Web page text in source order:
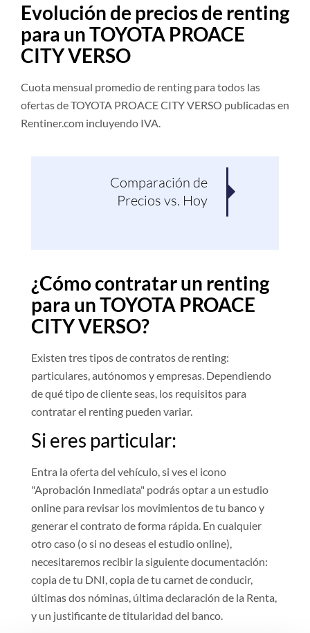
Evolución de precios de renting
para un TOYOTA PROACE
CITY VERSO
Cuota mensual promedio de renting para todos las
ofertas de TOYOTA PROACE CITY VERSO publicadas en
Rentiner.com incluyendo IVA.
Comparación de
Precios vs. Hoy
¿Cómo contratar un renting
para un TOYOTA PROACE
CITY VERSO?
Existen tres tipos de contratos de renting:
particulares, autónomos y empresas. Dependiendo
de qué tipo de cliente seas, los requisitos para
contratar el renting pueden variar.
Si eres particular:
Entra la oferta del vehículo, si ves el icono
"Aprobación Inmediata" podrás optar a un estudio
online para revisar los movimientos de tu banco y
generar el contrato de forma rápida. En cualquier
otro caso (o si no deseas el estudio online),
necesitaremos recibir la siguiente documentación:
copia de tu DNI, copia de tu carnet de conducir,
últimas dos nóminas, última declaración de la Renta,
y un justificante de titularidad del banco.